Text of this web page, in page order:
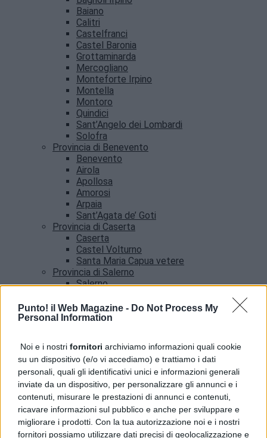
Punto! il Web Magazine - Do Not Process My
Personal Information
Noi e i nostri fornitori archiviamo informazioni quali cookie
su un dispositivo (e/o vi accediamo) e trattiamo i dati
personali, quali gli identificativi unici e informazioni generali
inviate da un dispositivo, per personalizzare gli annunci e i
contenuti, misurare le prestazioni di annunci e contenuti,
ricavare informazioni sul pubblico e anche per sviluppare e
migliorare i prodotti. Con la tua autorizzazione noi e i nostri
fornitori possiamo utilizzare dati precisi di geolocalizzazione e
Baiano
Calitri
Castelfranci
Castel Baronia
Grottaminarda
Mercogliano
Monteforte Irpino
Montella
Montoro
Quindici
Sant’Angelo dei Lombardi
Solofra
Provincia di Benevento
Benevento
Airola
Apollosa
Amorosi
Arpaia
Sant’Agata de’ Goti
Provincia di Caserta
Caserta
Castel Volturno
Santa Maria Capua vetere
Provincia di Salerno
Salerno
Amalfi
Angri
Addio a Francesco Guccini, il poeta della musica
italiana si è spento